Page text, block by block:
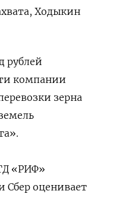
Ходыкин
рублей
компании
зерна
«РИФ»
Сбер оценивает